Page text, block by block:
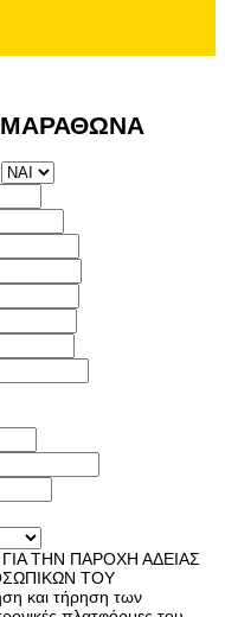
ΜΑΡΑΘΩΝΑ
ΤΗΝ ΠΑΡΟΧΗ ΑΔΕΙΑΣ
ΤΟΥ
και τήρηση των